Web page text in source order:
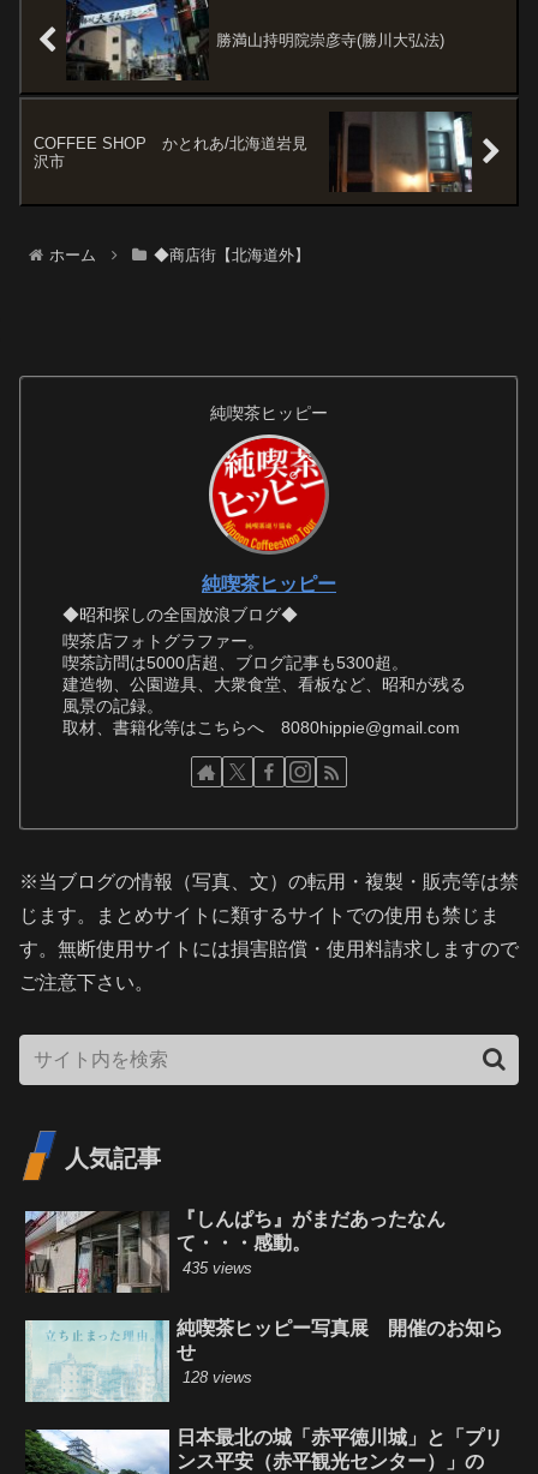
す。待機して人...
した名古屋で最も...
勝満山持明院崇彦寺(勝川大弘法)
COFFEE SHOP かとれあ/北海道岩見
沢市
ホーム ◆商店街【北海道外】
純喫茶ヒッピー
純喫茶ヒッピー
◆昭和探しの全国放浪ブログ◆
喫茶店フォトグラファー。
喫茶訪問は5000店超、ブログ記事も5300超。
建造物、公園遊具、大衆食堂、看板など、昭和が残る
風景の記録。
取材、書籍化等はこちらへ 8080hippie@gmail.com
※当ブログの情報（写真、文）の転用・複製・販売等は禁
じます。まとめサイトに類するサイトでの使用も禁じま
す。無断使用サイトには損害賠償・使用料請求しますので
ご注意下さい。
人気記事
『しんぱち』がまだあったなん
て・・・感動。
435 views
純喫茶ヒッピー写真展 開催のお知ら
せ
128 views
日本最北の城「赤平徳川城」と「プリ
ンス平安（赤平観光センター）」の